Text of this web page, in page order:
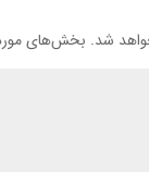
شد. بخش‌های